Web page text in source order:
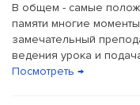
В общем - самые
памяти многие
замечательный
ведения урока и
Посмотреть →